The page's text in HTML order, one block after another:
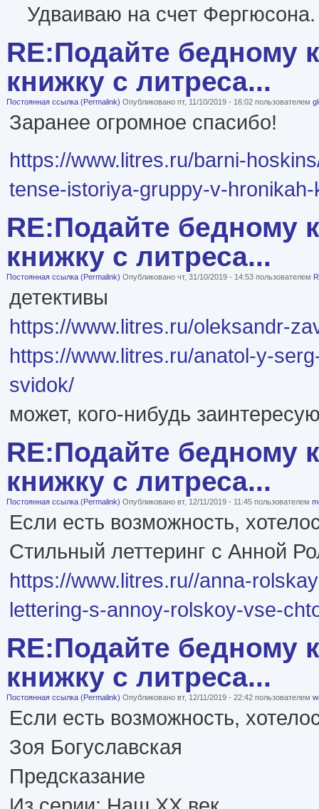
Удваиваю на счет Фергюсона.
RE:Подайте бедному
книжку с литреса...
Постоянная ссылка (Permalink) Опубликовано пт, 11/10/2019 - 16:02 пользователем
Заранее огромное спасибо!
https://www.litres.ru/barni-
tense-istoriya-gruppy-v-
RE:Подайте бедному
книжку с литреса...
Постоянная ссылка (Permalink) Опубликовано чт, 31/10/2019 - 14:53 пользователем
детективы
https://www.litres.ru/oleksandr-
https://www.litres.ru/anatol-y-
svidok/
может, кого-нибудь
RE:Подайте бедному
книжку с литреса...
Постоянная ссылка (Permalink) Опубликовано вт, 12/11/2019 - 11:45 пользователем
Если есть возможность,
Стильный леттеринг с Анной
https://www.litres.ru//anna-
lettering-s-annoy-rolskoy-vse-
RE:Подайте бедному
книжку с литреса...
Постоянная ссылка (Permalink) Опубликовано вт, 12/11/2019 - 22:42 пользователем
Если есть возможность,
Зоя Богуславская
Предсказание